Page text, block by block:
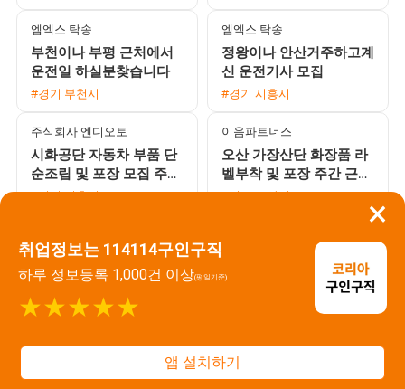
×
취업정보는 114114구인구직
하루 정보등록 1,000건 이상(평일기준)
★★★★★
앱 설치하기
엠엑스 탁송
부천이나 부평 근처에서
운전일 하실분찾습니다
#경기 부천시
엠엑스 탁송
정왕이나 안산거주하고계
신 운전기사 모집
#경기 시흥시
주식회사 엔디오토
시화공단 자동차 부품 단
순조립 및 포장 모집 주간
고정 주야교대 선택 가능
#경기 시흥시
이음파트너스
오산 가장산단 화장품 라
벨부착 및 포장 주간 근무
자 모집 (상여금 50% 및
#경기 오산시
신입 가능 PCB 라우터 부
서 회사 직접 채용 3조2교
대 모집
#경기 안산시
의왕 오산 스마트폰 카메
라 렌즈 모듈 생산 사원
모집 주야2교대 및 주간
시화/반월공단 마스크팩
생산직 모집 매주 화요일
통근버스 운행 및 우수한
복지, 자동차부품 회사 쇼